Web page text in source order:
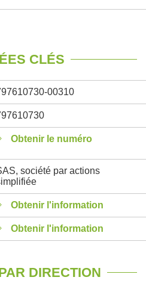
CLÉS
00310
Obtenir le numéro
société par actions
Obtenir l'information
Obtenir l'information
DIRECTION